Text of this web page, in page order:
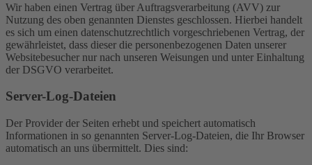
Wir haben einen Vertrag über Auftragsverarbeitung (AVV) zur
Nutzung des oben genannten Dienstes geschlossen. Hierbei handelt
es sich um einen datenschutzrechtlich vorgeschriebenen Vertrag, der
gewährleistet, dass dieser die personenbezogenen Daten unserer
Websitebesucher nur nach unseren Weisungen und unter Einhaltung
der DSGVO verarbeitet.
Server-Log-Dateien
Der Provider der Seiten erhebt und speichert automatisch
Informationen in so genannten Server-Log-Dateien, die Ihr Browser
automatisch an uns übermittelt. Dies sind: